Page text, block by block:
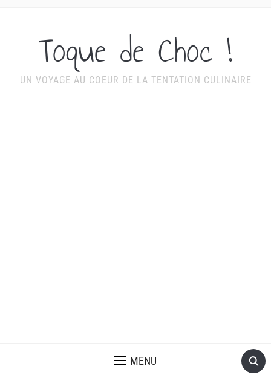
Toque de Choc !
UN VOYAGE AU COEUR DE LA TENTATION CULINAIRE
MENU